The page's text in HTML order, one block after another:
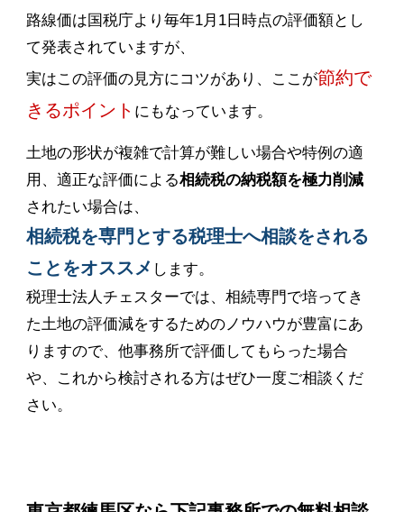
路線価は国税庁より毎年1月1日時点の評価額とし
て発表されていますが、
実はこの評価の見方にコツがあり、ここが節約で
きるポイント にもなっています。
土地の形状が複雑で計算が難しい場合や特例の適
用、適正な評価による相続税の納税額を極力削減
されたい場合は、
相続税を専門とする税理士へ相談をされる
ことをオススメ します。
税理士法人チェスターでは、相続専門で培ってき
た土地の評価減をするためのノウハウが豊富にあ
りますので、他事務所で評価してもらった場合
や、これから検討される方はぜひ一度ご相談くだ
さい。